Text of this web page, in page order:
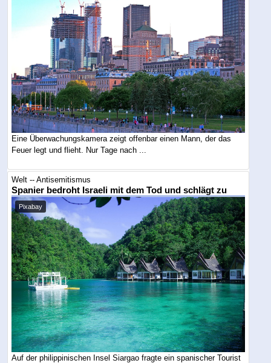
Eine Überwachungskamera zeigt offenbar einen Mann, der das
Feuer legt und flieht. Nur Tage nach ...
Welt -- Antisemitismus
Spanier bedroht Israeli mit dem Tod und schlägt zu
Pixabay
Auf der philippinischen Insel Siargao fragte ein spanischer Tourist